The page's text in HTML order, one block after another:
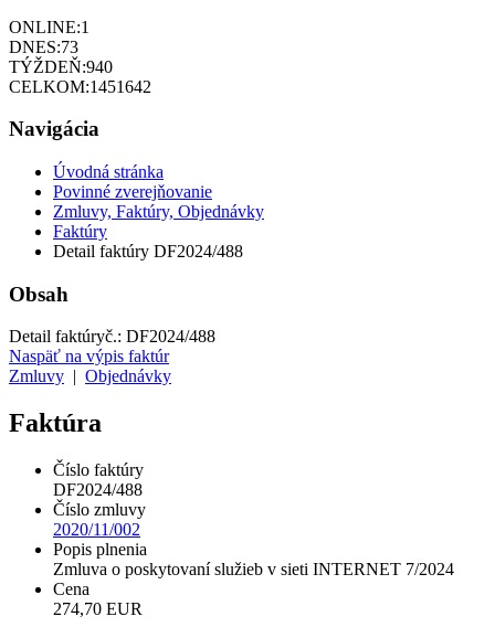
ONLINE:1
DNES:73
TÝŽDEŇ:940
CELKOM:1451642
Navigácia
Úvodná stránka
Povinné zverejňovanie
Zmluvy, Faktúry, Objednávky
Faktúry
Detail faktúry DF2024/488
Obsah
Detail faktúryč.: DF2024/488
Naspäť na výpis faktúr
Zmluvy
Objednávky
Faktúra
Číslo faktúry
DF2024/488
Číslo zmluvy
2020/11/002
Popis plnenia
Zmluva o poskytovaní služieb v sieti INTERNET 7/2024
Cena
274,70 EUR